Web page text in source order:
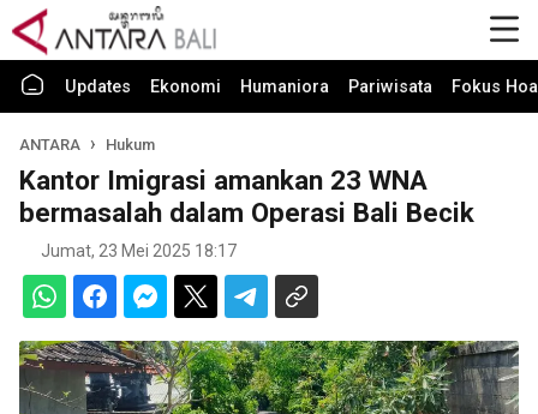
Updates Ekonomi Humaniora Pariwisata Fokus
ANTARA Hukum
Kantor Imigrasi amankan 23 WNA
bermasalah dalam Operasi Bali Becik
Jumat, 23 Mei 2025 18:17